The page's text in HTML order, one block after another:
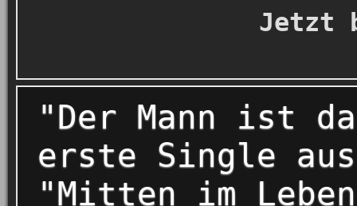
Jetzt
"Der Mann ist
erste Single aus
"Mitten im